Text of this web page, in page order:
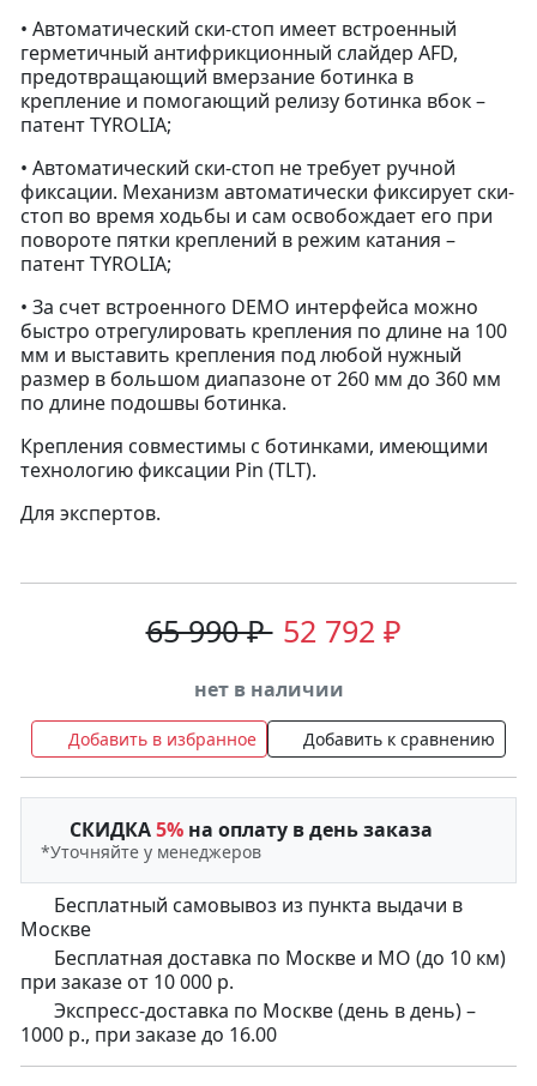
• Автоматический ски-стоп имеет встроенный
герметичный антифрикционный слайдер AFD,
предотвращающий вмерзание ботинка в
крепление и помогающий релизу ботинка вбок –
патент TYROLIA;
• Автоматический ски-стоп не требует ручной
фиксации. Механизм автоматически фиксирует ски-
стоп во время ходьбы и сам освобождает его при
повороте пятки креплений в режим катания –
патент TYROLIA;
• За счет встроенного DEMO интерфейса можно
быстро отрегулировать крепления по длине на 100
мм и выставить крепления под любой нужный
размер в большом диапазоне от 260 мм до 360 мм
по длине подошвы ботинка.
Крепления совместимы с ботинками, имеющими
технологию фиксации Pin (TLT).
Для экспертов.
65 990 ₽ 52 792 ₽
нет в наличии
Добавить в избранное Добавить к сравнению
СКИДКА5% на оплату в день заказа
*Уточняйте у менеджеров
Бесплатный самовывоз из пункта выдачи в
Москве
Бесплатная доставка по Москве и МО (до 10 км)
при заказе от 10 000 р.
Экспресс-доставка по Москве (день в день) –
1000 р., при заказе до 16.00